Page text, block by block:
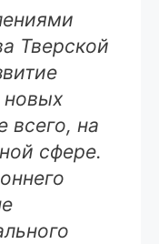
Тверской
новых
всего, на
сфере.